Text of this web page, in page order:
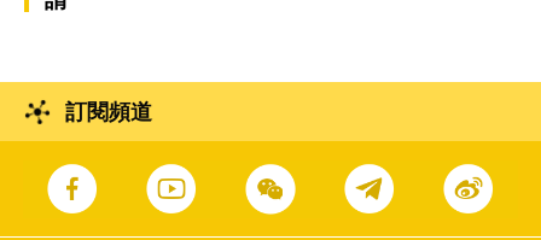
訂閱頻道